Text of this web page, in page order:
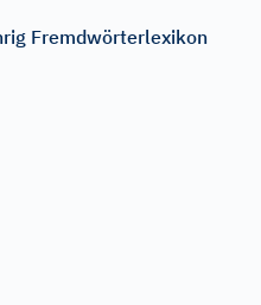
Fremdwörterlexikon